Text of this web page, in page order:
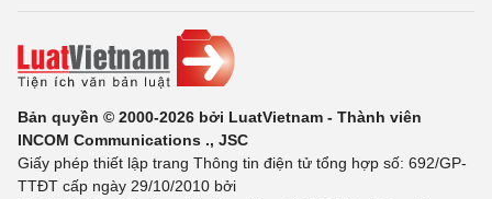
Bản quyền © 2000-2026 bởi LuatVietnam - Thành viên
INCOM Communications ., JSC
Giấy phép thiết lập trang Thông tin điện tử tổng hợp số: 692/GP-
TTĐT cấp ngày 29/10/2010 bởi